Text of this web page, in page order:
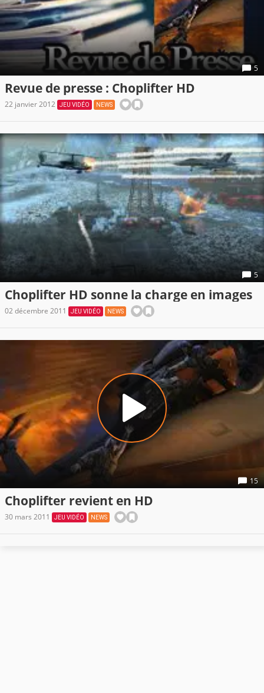
5
Revue de presse : Choplifter HD
22 janvier 2012 JEU VIDÉO NEWS
5
Choplifter HD sonne la charge en images
02 décembre 2011 JEU VIDÉO NEWS
15
Choplifter revient en HD
30 mars 2011 JEU VIDÉO NEWS